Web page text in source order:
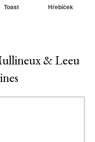
Toast Hřebíček
& Leeu